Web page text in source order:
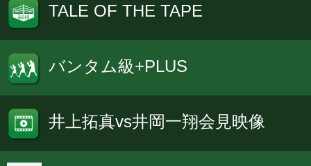
TALE OF THE TAPE
バンタム級+PLUS
井上拓真vs井岡一翔会見映像